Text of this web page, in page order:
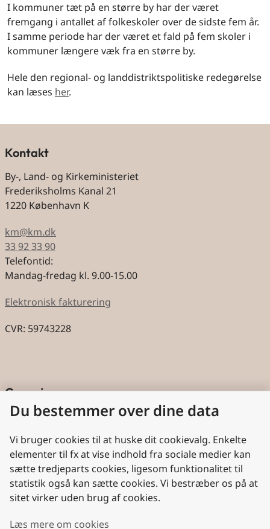
I kommuner tæt på en større by har der været
fremgang i antallet af folkeskoler over de sidste fem år.
I samme periode har der været et fald på fem skoler i
kommuner længere væk fra en større by.
Hele den regional- og landdistriktspolitiske redegørelse
kan læses her.
Kontakt
By-, Land- og Kirkeministeriet
Frederiksholms Kanal 21
1220 København K
km@km.dk
33 92 33 90
Telefontid:
Mandag-fredag kl. 9.00-15.00
Elektronisk fakturering
CVR: 59743228
Genveje
Cookies
Aktindsigt
Persondatabeskyttelse
Nyttige links
Plan- og Landdistriktsstyrelsen
Du bestemmer over dine data
Vi bruger cookies til at huske dit cookievalg. Enkelte
elementer til fx at vise indhold fra sociale medier kan
sætte tredjeparts cookies, ligesom funktionalitet til
statistik også kan sætte cookies. Vi bestræber os på at
sitet virker uden brug af cookies.
Læs mere om cookies